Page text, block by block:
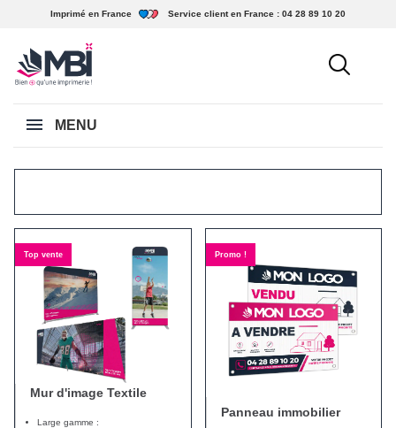
Imprimé en France Service client en France : 04 28 89 10 20
MENU
Top vente
Mur d'image Textile
Large gamme :
Promo !
Panneau immobilier